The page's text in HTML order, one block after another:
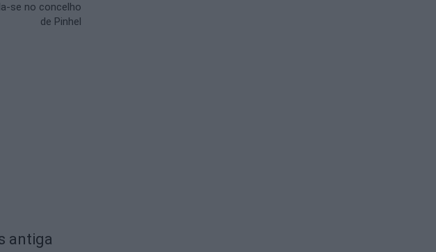
se no concelho
de Pinhel
antiga